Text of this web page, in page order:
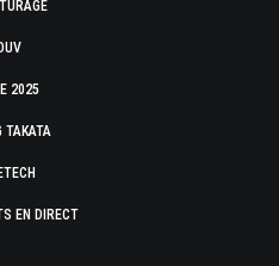
2025
TAKATA
EN DIRECT